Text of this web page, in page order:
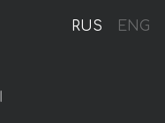
RUS ENG